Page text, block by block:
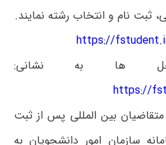
ثبت نام و انتخاب رشته نمایند.
ها به نشانی:
https://
بین المللی پس از ثبت
سازمان امور دانشجویان به